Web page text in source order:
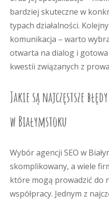
bardziej skuteczne w
typach działalności.
komunikacja – warto
otwarta na dialog i
kwestii związanych z
Jakie są najczęstsze
w Białymstoku
Wybór agencji SEO w
skomplikowany, a wiele
które mogą prowadzić do
współpracy. Jednym z